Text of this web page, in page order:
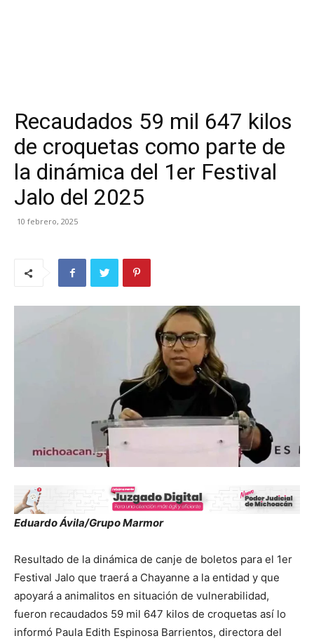
Recaudados 59 mil 647 kilos
de croquetas como parte de
la dinámica del 1er Festival
Jalo del 2025
10 febrero, 2025
Eduardo Ávila/Grupo Marmor
Resultado de la dinámica de canje de boletos para el 1er
Festival Jalo que traerá a Chayanne a la entidad y que
apoyará a animalitos en situación de vulnerabilidad,
fueron recaudados 59 mil 647 kilos de croquetas así lo
informó Paula Edith Espinosa Barrientos, directora del